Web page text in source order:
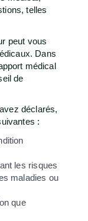
telles
peut vous
Dans
médical
de
déclarés,
:
les risques
maladies ou
que